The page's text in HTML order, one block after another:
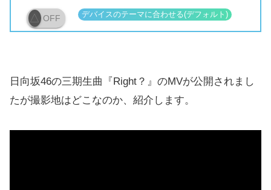
OFF
日向坂46の三期生曲『Right？』のMVが公開されまし
たが撮影地はどこなのか、紹介します。